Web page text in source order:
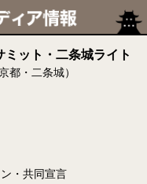
ット・二条城ライト
都・二条城）
・共同宣言